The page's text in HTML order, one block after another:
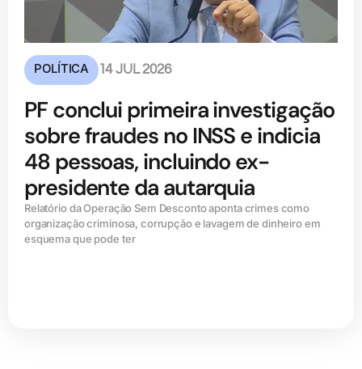
POLÍTICA 14 JUL 2026
PF conclui primeira investigação
sobre fraudes no INSS e indicia
48 pessoas, incluindo ex-
presidente da autarquia
Relatório da Operação Sem Desconto aponta crimes como
organização criminosa, corrupção e lavagem de dinheiro em
esquema que pode ter